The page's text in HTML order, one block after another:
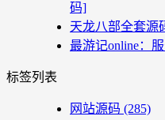
码]
天龙八部全套源
最游记online：
标签列表
网站源码 (285)